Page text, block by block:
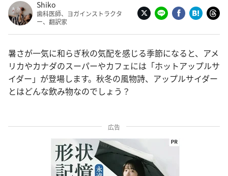
Shiko
歯科医師、ヨガインストラクタ
ー、翻訳家
暑さが一気に和らぎ秋の気配を感じる季節になると、アメ
リカやカナダのスーパーやカフェには「ホットアップルサ
イダー」が登場します。秋冬の風物詩、アップルサイダー
とはどんな飲み物なのでしょう？
広告